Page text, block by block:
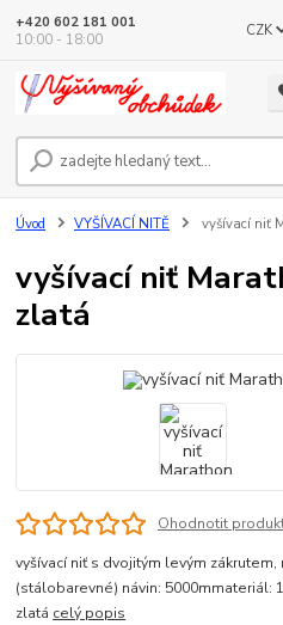
CZK
+420 602 181 001
10:00 - 18:00
Úvod VYŠÍVACÍ NITĚ vyšívací niť
vyšívací niť
zlatá
Ohodnotit
vyšívací niť s dvojitým levým zákrutem,
(stálobarevné) návin: 5000mmateriál:
zlatá celý popis